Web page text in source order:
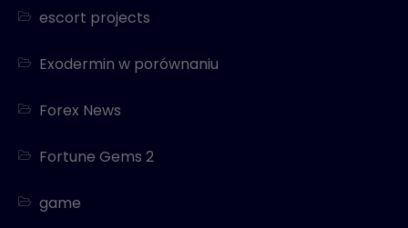
escort projects
Exodermin w porównaniu
Forex News
Fortune Gems 2
game